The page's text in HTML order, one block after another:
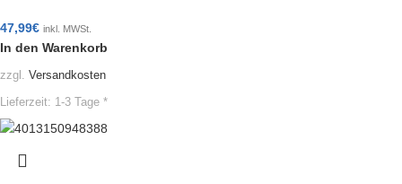
47,99€ inkl. MWSt.
In den Warenkorb
zzgl. Versandkosten
Lieferzeit: 1-3 Tage *